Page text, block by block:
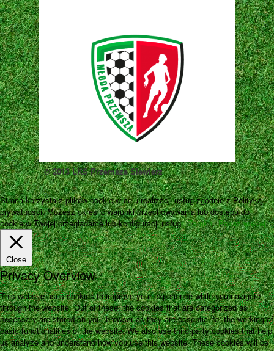
© 2013 LKS Przemsza Siewierz
Strona korzysta z plików cookie w celu realizacji usług zgodnie z Polityką
prywatności. Możesz określić warunki przechowywania lub dostępu do
cookie w Twojej przeglądarce lub konfiguracji usługi.Zamknij Pokaż więcej
Close
Privacy Overview
This website uses cookies to improve your experience while you navigate
through the website. Out of these, the cookies that are categorized as
necessary are stored on your browser as they are essential for the working of
basic functionalities of the website. We also use third-party cookies that help
us analyze and understand how you use this website. These cookies will be